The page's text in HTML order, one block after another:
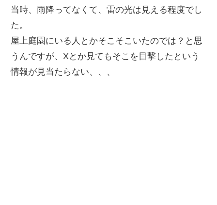
当時、雨降ってなくて、雷の光は見える程度でし
た。
屋上庭園にいる人とかそこそこいたのでは？と思
うんですが、Xとか見てもそこを目撃したという
情報が見当たらない、、、